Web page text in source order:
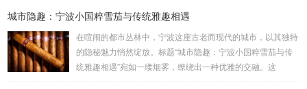
卷烟）出口额为2178.3 万美元，同比增长33.5%，出口量为2
19.2%，从9.14 美元/千支上升至10.89 美元/千支。 雪茄：根
据中国海关总署数据，2023 年...
城市隐趣：宁波小国粹雪茄与传统雅趣相遇
在喧闹的都市丛林中，宁波这座古老而现代的城市，以其独特
的隐秘魅力悄然绽放。标题“城市隐趣：宁波小国粹雪茄与传
统雅趣相遇”宛如一缕烟雾，缭绕出一种优雅的交融。这